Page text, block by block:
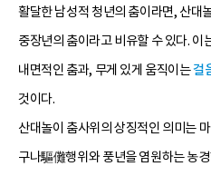
활달한 남성적 청년의 춤이라면, 산대
중장년의 춤이라고 비유할 수 있다.
내면적인 춤과, 무게 있게 움직이는걸
것이다.
산대놀이 춤사위의 상징적인 의미는
구나驅儺행위와 풍년을 염원하는 농